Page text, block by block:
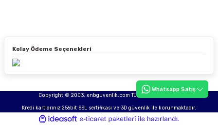
Kolay Ödeme Seçenekleri
Copyright © 2003, enbguvenlik.com Tüm hakları saklıdır.
Kredi kartlarınız 256bit SSL sertifikası ve 3D güvenlik ile korunmaktadır.
Whatsapp Satış
ideasoft
e-